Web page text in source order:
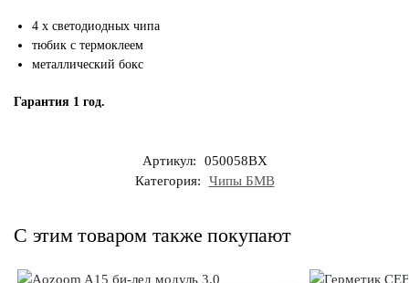
4 х светодиодных чипа
тюбик с термоклеем
металлический бокс
Гарантия 1 год.
Артикул:
050058BX
Категория:
Чипы БМВ
С этим товаром также покупают